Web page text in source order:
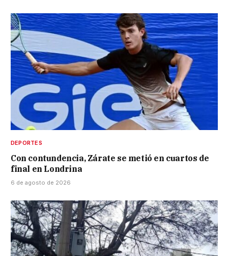
DEPORTES
Con contundencia, Zárate se metió en cuartos de
final en Londrina
6 de agosto de 2026